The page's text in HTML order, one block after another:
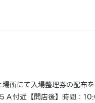
にて入場整理券の配布を
Ａ付近【開店後】時間：